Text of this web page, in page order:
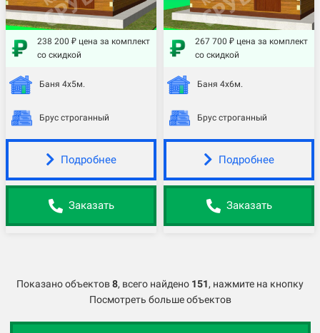
238 200 ₽ цена за комплект
со скидкой
Баня 4х5м.
Брус строганный
Подробнее
Заказать
267 700 ₽ цена за комплект
со скидкой
Баня 4х6м.
Брус строганный
Подробнее
Заказать
Показано объектов8, всего найдено 151, нажмите на кнопку
Посмотреть больше объектов